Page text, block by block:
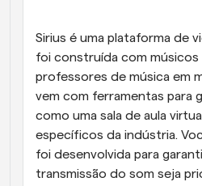
Sirius é uma plataforma de
foi construída com
professores de música em
vem com ferramentas para
como uma sala de aula
específicos da indústria.
foi desenvolvida para
transmissão do som seja